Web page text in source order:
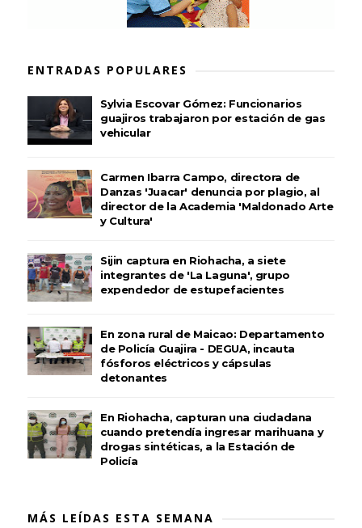
ENTRADAS POPULARES
Sylvia Escovar Gómez: Funcionarios
guajiros trabajaron por estación de gas
vehicular
Carmen Ibarra Campo, directora de
Danzas 'Juacar' denuncia por plagio, al
director de la Academia 'Maldonado Arte
y Cultura'
Sijin captura en Riohacha, a siete
integrantes de 'La Laguna', grupo
expendedor de estupefacientes
En zona rural de Maicao: Departamento
de Policía Guajira - DEGUA, incauta
fósforos eléctricos y cápsulas
detonantes
En Riohacha, capturan una ciudadana
cuando pretendía ingresar marihuana y
drogas sintéticas, a la Estación de
Policía
MÁS LEÍDAS ESTA SEMANA